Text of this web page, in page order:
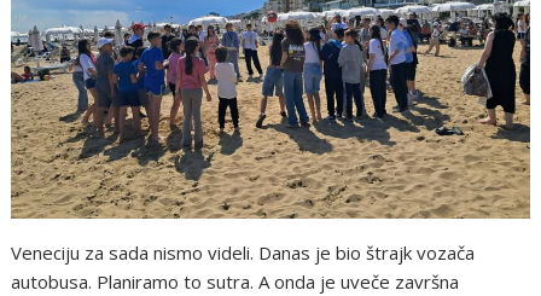
Veneciju za sada nismo videli. Danas je bio štrajk vozača
autobusa. Planiramo to sutra. A onda je uveče završna